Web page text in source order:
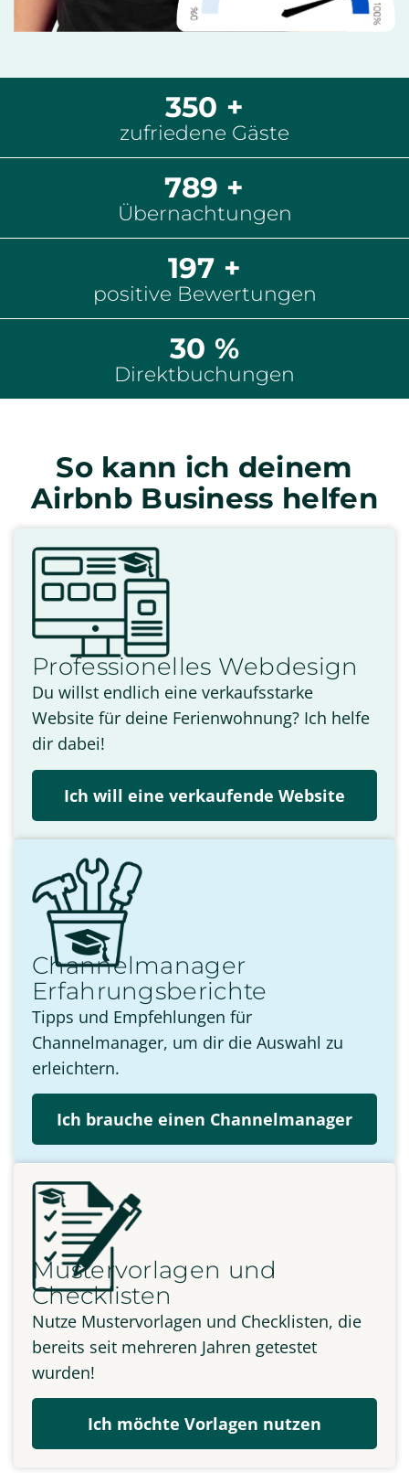
350 +
zufriedene Gäste
789 +
Übernachtungen
197 +
positive Bewertungen
30 %
Direktbuchungen
So kann ich deinem
Airbnb Business helfen
Professionelles Webdesign
Du willst endlich eine verkaufsstarke
Website für deine Ferienwohnung? Ich helfe
dir dabei!
Ich will eine verkaufende Website
Channelmanager
Erfahrungsberichte
Tipps und Empfehlungen für
Channelmanager, um dir die Auswahl zu
erleichtern.
Ich brauche einen Channelmanager
Mustervorlagen und
Checklisten
Nutze Mustervorlagen und Checklisten, die
bereits seit mehreren Jahren getestet
wurden!
Ich möchte Vorlagen nutzen